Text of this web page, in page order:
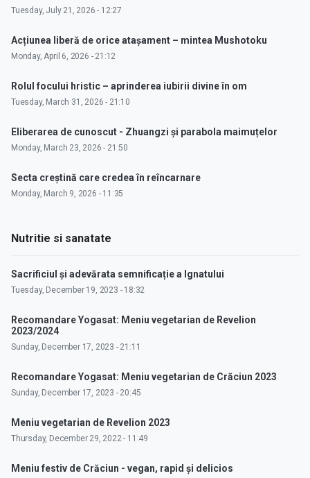
Tuesday, July 21, 2026 - 12:27
Acțiunea liberă de orice atașament – mintea Mushotoku
Monday, April 6, 2026 - 21:12
Rolul focului hristic – aprinderea iubirii divine în om
Tuesday, March 31, 2026 - 21:10
Eliberarea de cunoscut - Zhuangzi și parabola maimuțelor
Monday, March 23, 2026 - 21:50
Secta creștină care credea în reîncarnare
Monday, March 9, 2026 - 11:35
Nutritie si sanatate
Sacrificiul și adevărata semnificație a Ignatului
Tuesday, December 19, 2023 - 18:32
Recomandare Yogasat: Meniu vegetarian de Revelion
2023/2024
Sunday, December 17, 2023 - 21:11
Recomandare Yogasat: Meniu vegetarian de Crăciun 2023
Sunday, December 17, 2023 - 20:45
Meniu vegetarian de Revelion 2023
Thursday, December 29, 2022 - 11:49
Meniu festiv de Crăciun - vegan, rapid și delicios